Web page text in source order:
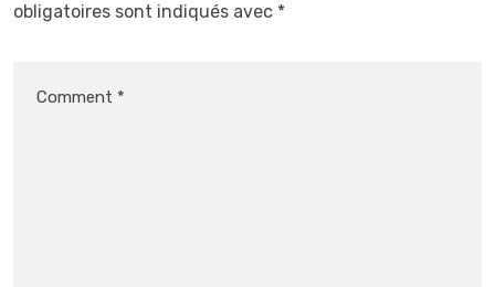
obligatoires sont indiqués avec *